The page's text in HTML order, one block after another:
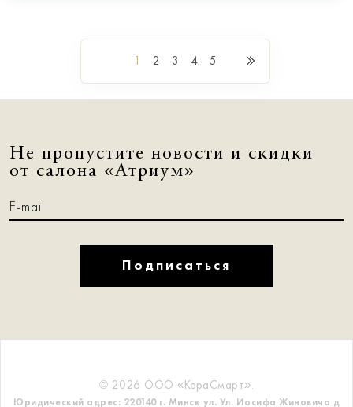
1 2 3 4 5
Не пропустите новости и скидки
от салона «Атриум»
Подписаться
© 2026 ООО «КераСмарт».
Юридический адрес: 220140 г. Минск ул. Ул. Иосифа Жиновича д